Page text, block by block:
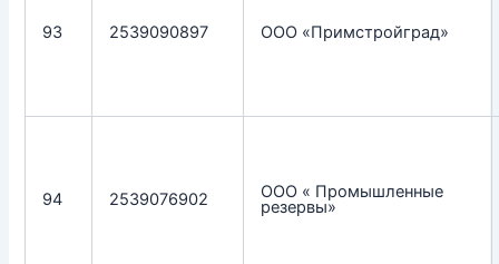
93 2539090897 ООО «Примстройград»
94 2539076902 ООО « Промышленные
резервы»